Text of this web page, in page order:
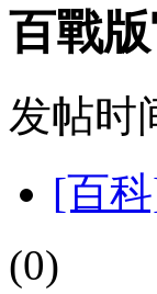
百戰
发帖时
[百
(0)